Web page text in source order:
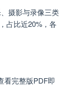
摄影与录像三类
占比近20%，各
看完整版PDF即